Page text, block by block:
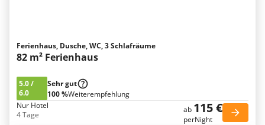
Ferienhaus, Dusche, WC, 3 Schlafräume
82 m² Ferienhaus
5.0/
6.0
Sehr gut
100 %Weiterempfehlung
Nur Hotel
4 Tage
ab 115 €
perNight